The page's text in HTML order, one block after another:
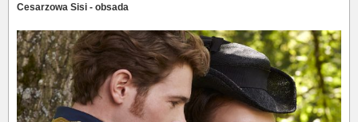
Cesarzowa Sisi - obsada